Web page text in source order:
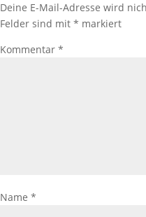
Deine E-Mail-Adresse wird
Felder sind mit * markiert
Kommentar *
Name *